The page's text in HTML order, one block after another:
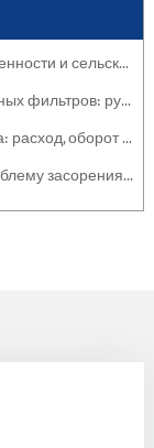
·Насосы для песчаных фильтров в промышленности и сельском хозяйстве: защита систем
·Устранение неисправностей насосов песчаных фильтров: руководство по обслуживанию
·Как подобрать насос для песчаного фильтра: расход, оборот и эффективность
·Как мешающий насос серии SPT решает проблему засорения тяжелыми отложениями и суспензиями